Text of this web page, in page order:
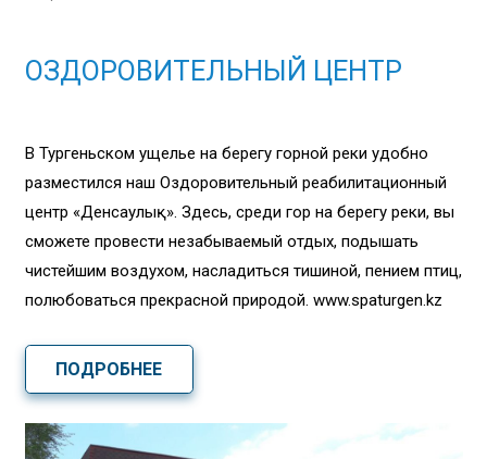
ОЗДОРОВИТЕЛЬНЫЙ ЦЕНТР
В Тургеньском ущелье на берегу горной реки удобно
разместился наш Оздоровительный реабилитационный
центр «Денсаулық». Здесь, среди гор на берегу реки, вы
сможете провести незабываемый отдых, подышать
чистейшим воздухом, насладиться тишиной, пением птиц,
полюбоваться прекрасной природой. www.spaturgen.kz
ПОДРОБНЕЕ